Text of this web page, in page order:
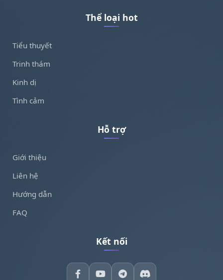
Thể loại hot
Tiểu thuyết
Trinh thám
Kinh dị
Tình cảm
Hỗ trợ
Giới thiệu
Liên hệ
Hướng dẫn
FAQ
Kết nối